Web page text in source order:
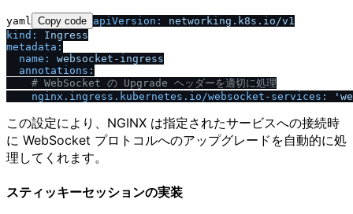
yaml Copy code apiVersion: networking.k8s.io/v1
kind:
Ingress
metadata:
name:
websocket-ingress
annotations:
# WebSocket の Upgrade ヘッダーを適切に処理
nginx.ingress.kubernetes.io/websocket-services:
この設定により、NGINX は指定されたサービスへの接続時
に WebSocket プロトコルへのアップグレードを自動的に処
理してくれます。
スティッキーセッションの実装